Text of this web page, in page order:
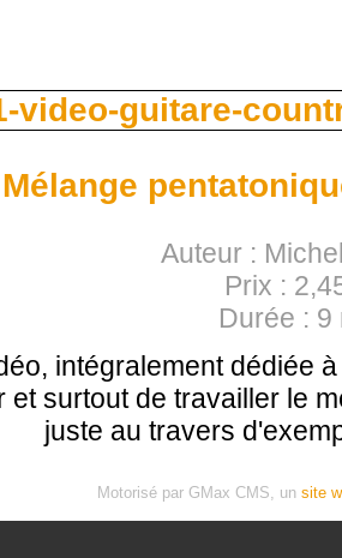
Mélange
Auteur :
Prix :
Durée : 9
intégralement dédiée
et surtout de travailler le
juste au travers
Motorisé par GMax CMS, un site